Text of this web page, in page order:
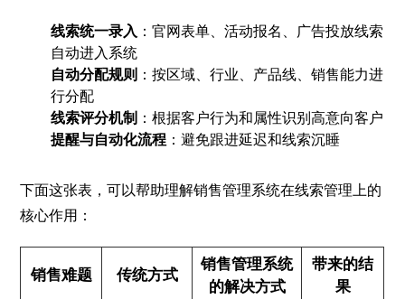
线索统一录入 ：官网表单、活动报名、广告投放线索
自动进入系统
自动分配规则 ：按区域、行业、产品线、销售能力进
行分配
线索评分机制 ：根据客户行为和属性识别高意向客户
提醒与自动化流程 ：避免跟进延迟和线索沉睡
下面这张表，可以帮助理解销售管理系统在线索管理上的
核心作用：
销售难题 传统方式
销售管理系统
的解决方式
带来的结
果